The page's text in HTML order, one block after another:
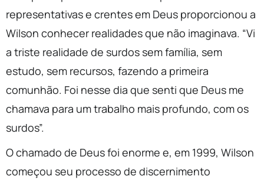
representativas e crentes em Deus proporcionou a
Wilson conhecer realidades que não imaginava. “Vi
a triste realidade de surdos sem família, sem
estudo, sem recursos, fazendo a primeira
comunhão. Foi nesse dia que senti que Deus me
chamava para um trabalho mais profundo, com os
surdos”.
O chamado de Deus foi enorme e, em 1999, Wilson
começou seu processo de discernimento